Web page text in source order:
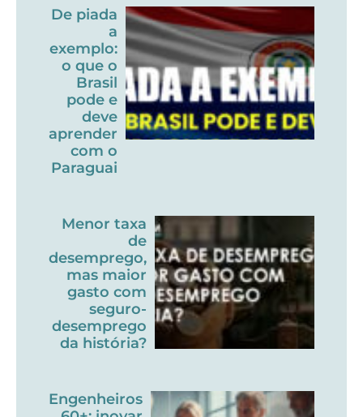
De piada
a
exemplo:
o que o
Brasil
pode e
deve
aprender
com o
Paraguai
Menor taxa
de
desemprego,
mas maior
gasto com
seguro-
desemprego
da história?
Engenheiros